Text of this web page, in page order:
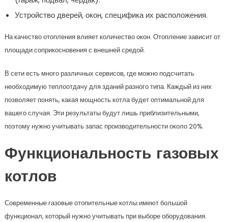
Устройство дверей, окон, специфика их расположения.
На качество отопления влияет количество окон. Отопление зависит от
площади соприкосновения с внешней средой.
В сети есть много различных сервисов, где можно подсчитать
необходимую теплоотдачу для зданий разного типа. Каждый из них
позволяет понять, какая мощность котла будет оптимальной для
вашего случая. Эти результаты будут лишь приблизительными,
поэтому нужно учитывать запас производительности около 20%.
Функциональность газовых
котлов
Современные газовые отопительные котлы имеют большой
функционал, который нужно учитывать при выборе оборудования.